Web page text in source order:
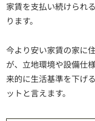
家賃を支払い続けられ
ります。
今より安い家賃の家に
が、立地環境や設備仕
来的に生活基準を下げ
ットと言えます。